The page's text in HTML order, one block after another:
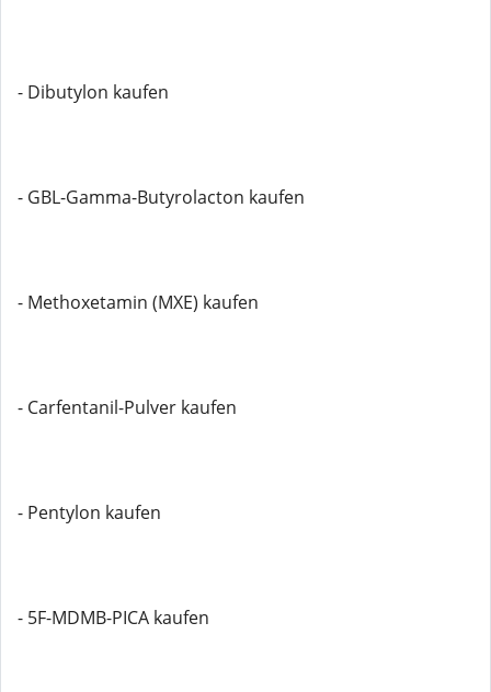
- Dibutylon kaufen
- GBL-Gamma-Butyrolacton kaufen
- Methoxetamin (MXE) kaufen
- Carfentanil-Pulver kaufen
- Pentylon kaufen
- 5F-MDMB-PICA kaufen